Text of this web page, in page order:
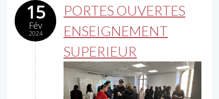
15
Fév
2024
PORTES OUVERTES
ENSEIGNEMENT
SUPERIEUR